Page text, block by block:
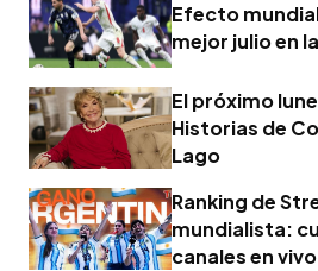
Efecto
mejor julio en
El próximo
Historias de
Lago
Ranking de
mundialista:
canales en